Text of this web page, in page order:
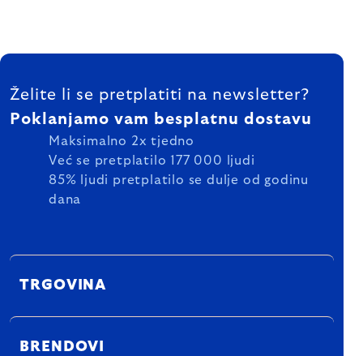
FOOTER
Želite li se pretplatiti na newsletter?
Poklanjamo vam besplatnu dostavu
Maksimalno 2x tjedno
Već se pretplatilo 177 000 ljudi
85% ljudi pretplatilo se dulje od godinu
dana
TRGOVINA
BRENDOVI